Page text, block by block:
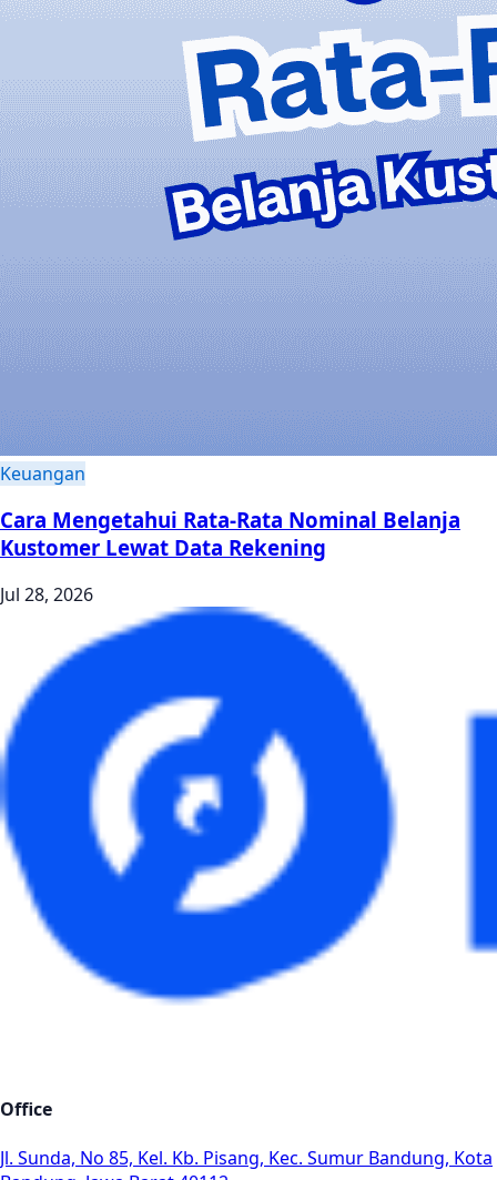
Keuangan
Cara Mengetahui Rata-Rata Nominal Belanja
Kustomer Lewat Data Rekening
Jul 28, 2026
Office
Jl. Sunda, No 85, Kel. Kb. Pisang, Kec. Sumur Bandung, Kota